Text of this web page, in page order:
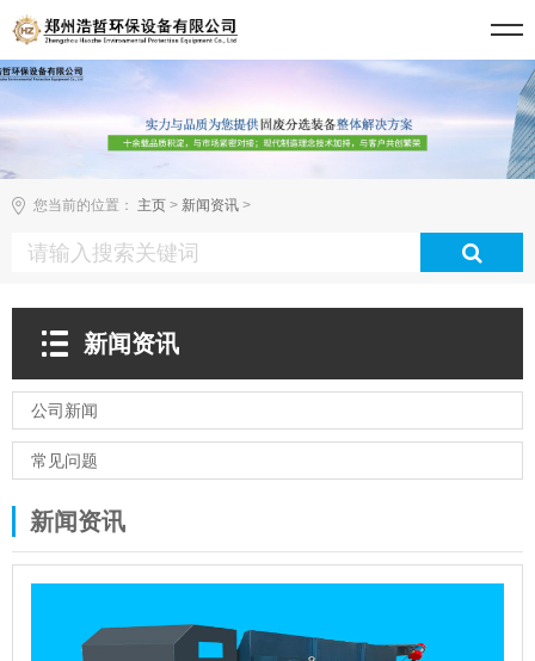
您当前的位置： 主页 > 新闻资讯 >
新闻资讯
公司新闻
常见问题
新闻资讯